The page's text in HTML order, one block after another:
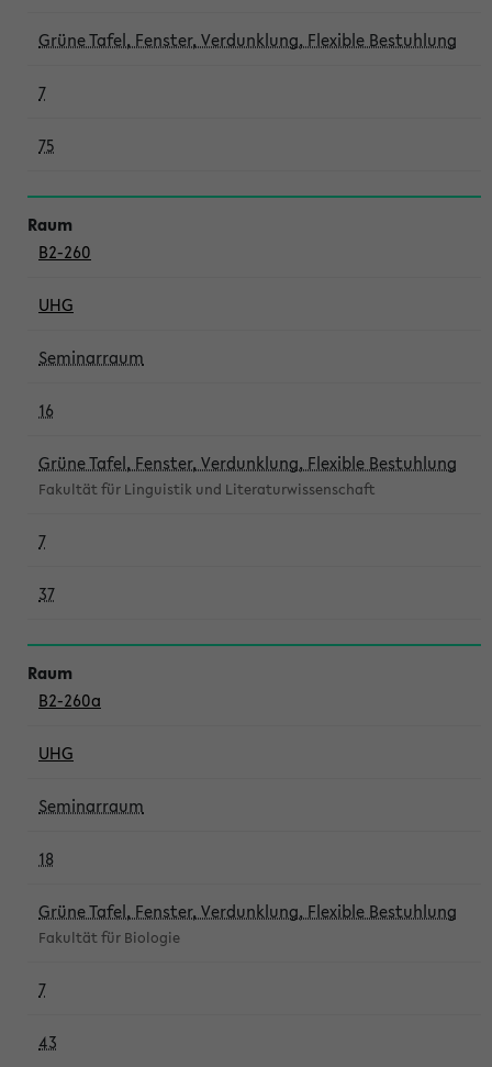
Grüne Tafel, Fenster, Verdunklung, Flexible Bestuhlung
7
75
B2-260
UHG
Seminarraum
16
Grüne Tafel, Fenster, Verdunklung, Flexible Bestuhlung
Fakultät für Linguistik und Literaturwissenschaft
7
37
B2-260a
UHG
Seminarraum
18
Grüne Tafel, Fenster, Verdunklung, Flexible Bestuhlung
Fakultät für Biologie
7
43